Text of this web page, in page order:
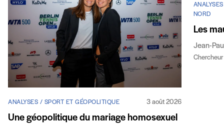
ANALYSES / SPORT ET GÉOPOLITIQUE 3 août 2026
Une géopolitique du mariage homosexuel
NORD
Les
Jean-
Chercheur